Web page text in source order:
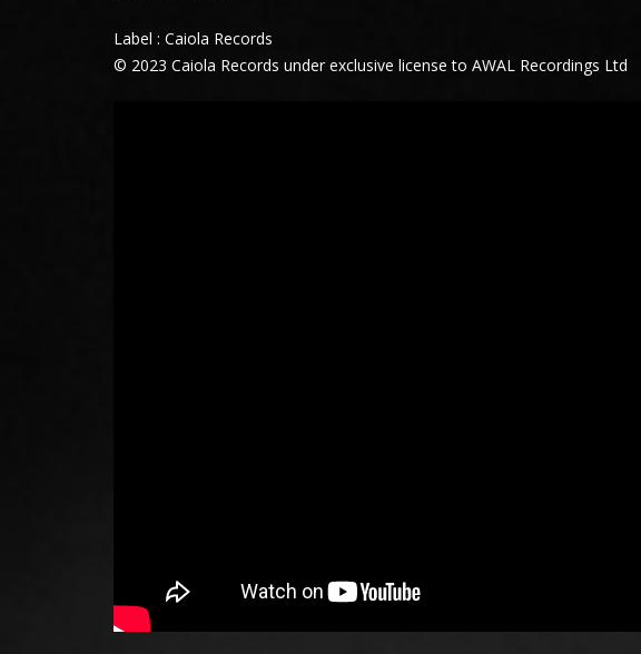
Label : Caiola Records
© 2023 Caiola Records under exclusive license to AWAL Recordings Ltd